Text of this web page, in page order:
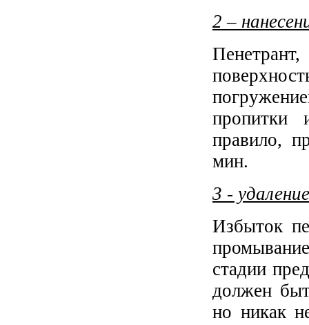
2 –
пропитки
правило,
мин.
3 -
Избыток
стадии
должен
но никак